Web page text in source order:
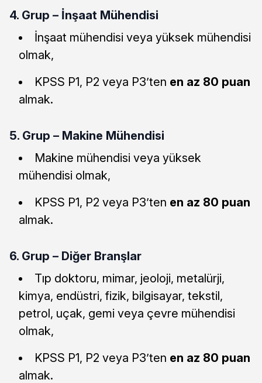
4. Grup – İnşaat Mühendisi
İnşaat mühendisi veya yüksek mühendisi
olmak,
KPSS P1, P2 veya P3’ten en az 80 puan
almak.
5. Grup – Makine Mühendisi
Makine mühendisi veya yüksek
mühendisi olmak,
KPSS P1, P2 veya P3’ten en az 80 puan
almak.
6. Grup – Diğer Branşlar
Tıp doktoru, mimar, jeoloji, metalürji,
kimya, endüstri, fizik, bilgisayar, tekstil,
petrol, uçak, gemi veya çevre mühendisi
olmak,
KPSS P1, P2 veya P3’ten en az 80 puan
almak.